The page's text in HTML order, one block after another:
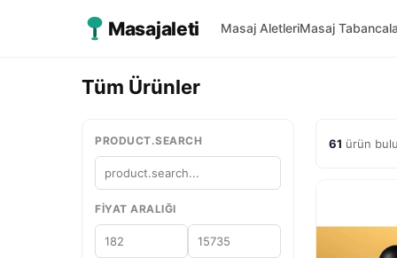
Masajaleti Masaj AletleriMasaj
Tüm Ürünler
PRODUCT.SEARCH
FIYAT ARALIĞI
61 ürün